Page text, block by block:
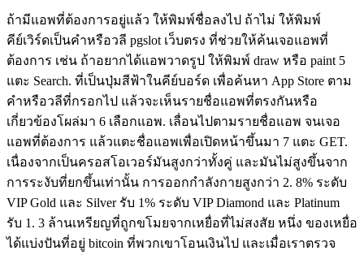
ถ้ามีแอพที่ต้องการอยู่แล้ว ให้พิมพ์ชื่อลงไป ถ้าไม่ ให้พิมพ์
คีย์เวิร์ดเป็นคำหรือวลี pgslot เว็บตรง ที่ช่วยให้ค้นเจอแอพที่
ต้องการ เช่น ถ้าอยากได้แอพวาดรูป ให้พิมพ์ draw หรือ paint 5
แตะ Search. ที่เป็นปุ่มสีฟ้าในคีย์บอร์ด เพื่อค้นหา App Store ตาม
คำหรือวลีที่กรอกไป แล้วจะเห็นรายชื่อแอพที่ตรงกันหรือ
เกี่ยวข้องโผล่มา 6 เลือกแอพ. เลื่อนไปตามรายชื่อแอพ จนเจอ
แอพที่ต้องการ แล้วแตะชื่อแอพเพื่อเปิดหน้าขึ้นมา 7 แตะ GET.
เนื่องจากเป็นครอสโอเวอร์มันสูงกว่าทั้งคู่ และมันไม่สูงขึ้นจาก
การระงับที่ยกขึ้นเท่านั้น การออกกำลังกายสูงกว่า 2. 8% ระดับ
VIP Gold และ Silver รับ 1% ระดับ VIP Diamond และ Platinum
รับ 1. 3 ล้านเหรียญที่ถูกขโมยจากเหยื่อที่ไม่สงสัย หนึ่ง ของเหยื่อ
ได้แบ่งปันที่อยู่ bitcoin ที่พวกเขาโอนเงินไป และเมื่อเราตรวจ